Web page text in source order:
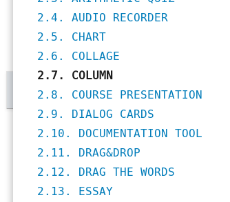
2.4. AUDIO RECORDER
2.5. CHART
2.6. COLLAGE
2.7. COLUMN
2.8. COURSE PRESENTATION
2.9. DIALOG CARDS
2.10. DOCUMENTATION TOOL
2.11. DRAG&DROP
2.12. DRAG THE WORDS
2.13. ESSAY